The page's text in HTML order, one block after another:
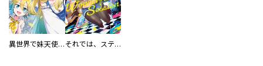
異世界で妹天使となにかする。@COMIC それでは、ステキなセッションを。